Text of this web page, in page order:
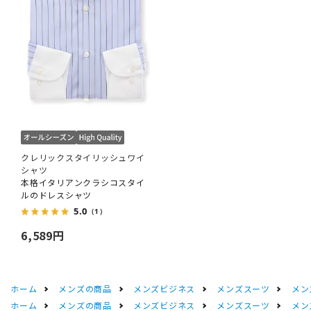
クレリックスタイリッシュワイ
シャツ
本格イタリアンクラシコスタイ
ルのドレスシャツ
5.0 （1）
6,589円
ホーム メンズの商品 メンズビジネス メンズスーツ
メ
ホーム
メンズの商品 メンズビジネス メンズスーツ メ